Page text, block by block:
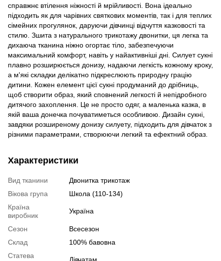
справжнє втілення ніжності й мрійливості. Вона ідеально
підходить як для чарівних святкових моментів, так і для теплих
сімейних прогулянок, даруючи дівчинці відчуття казковості та
стилю. Зшита з натурального трикотажу двонитки, ця легка та
дихаюча тканина ніжно огортає тіло, забезпечуючи
максимальний комфорт, навіть у найактивніші дні. Силует сукні
плавно розширюється донизу, надаючи легкість кожному кроку,
а м'які складки делікатно підкреслюють природну грацію
дитини. Кожен елемент цієї сукні продуманий до дрібниць,
щоб створити образ, який сповнений легкості й непідробного
дитячого захоплення. Це не просто одяг, а маленька казка, в
якій ваша донечка почуватиметься особливою. Дизайн сукні,
завдяки розширеному донизу силуету, підходить для дівчаток з
різними параметрами, створюючи легкий та ефектний образ.
Характеристики
Вид тканини
Двонитка трикотаж
Вікова група
Школа (110-134)
Країна
виробник
Україна
Сезон
Всесезон
Склад
100% бавовна
Статева